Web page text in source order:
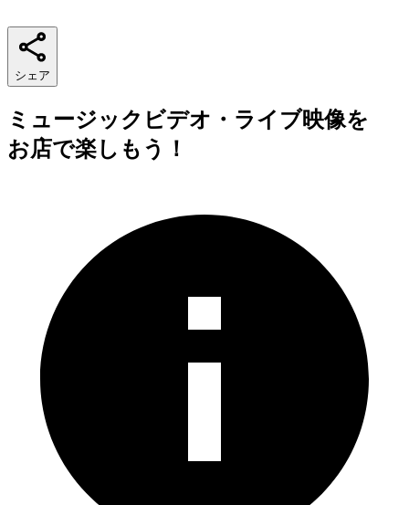
シェア
ミュージックビデオ・ライブ映像を
お店で楽しもう！